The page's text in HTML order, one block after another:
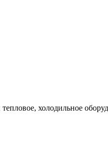
холодильное